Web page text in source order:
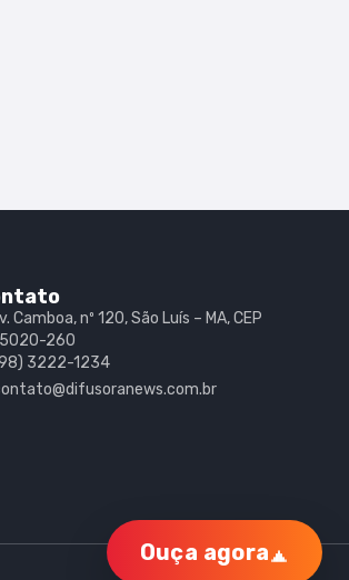
Camboa, nº 120, São Luís – MA, CEP
260
3222-1234
Ouça agora